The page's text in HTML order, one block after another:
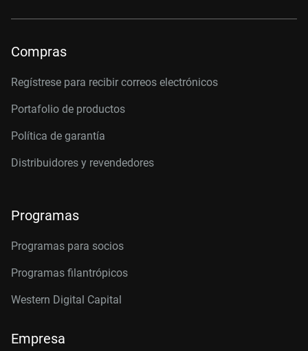
Compras
Regístrese para recibir correos electrónicos
Portafolio de productos
Política de garantía
Distribuidores y revendedores
Programas
Programas para socios
Programas filantrópicos
Western Digital Capital
Empresa